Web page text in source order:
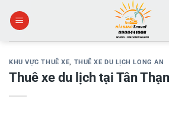
KHU VỰC THUÊ XE, THUÊ XE DU LỊCH LONG AN
Thuê xe du lịch tại Tân